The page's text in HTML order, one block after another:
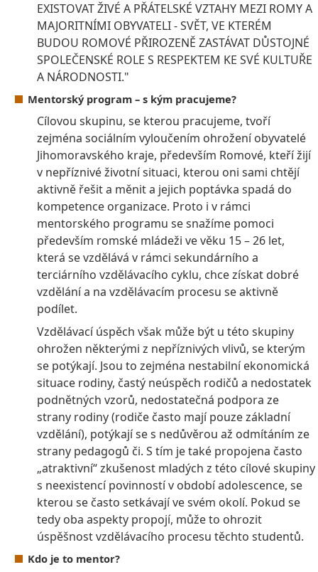
EXISTOVAT ŽIVÉ A PŘÁTELSKÉ VZTAHY MEZI ROMY A
MAJORITNÍMI OBYVATELI - SVĚT, VE KTERÉM
BUDOU ROMOVÉ PŘIROZENĚ ZASTÁVAT DŮSTOJNÉ
SPOLEČENSKÉ ROLE S RESPEKTEM KE SVÉ KULTUŘE
A NÁRODNOSTI."
Mentorský program – s kým pracujeme?
Cílovou skupinu, se kterou pracujeme, tvoří
zejména sociálním vyloučením ohrožení obyvatelé
Jihomoravského kraje, především Romové, kteří žijí
v nepříznivé životní situaci, kterou oni sami chtějí
aktivně řešit a měnit a jejich poptávka spadá do
kompetence organizace. Proto i v rámci
mentorského programu se snažíme pomoci
především romské mládeži ve věku 15 – 26 let,
která se vzdělává v rámci sekundárního a
terciárního vzdělávacího cyklu, chce získat dobré
vzdělání a na vzdělávacím procesu se aktivně
podílet.
Vzdělávací úspěch však může být u této skupiny
ohrožen některými z nepříznivých vlivů, se kterým
se potýkají. Jsou to zejména nestabilní ekonomická
situace rodiny, častý neúspěch rodičů a nedostatek
podnětných vzorů, nedostatečná podpora ze
strany rodiny (rodiče často mají pouze základní
vzdělání), potýkají se s nedůvěrou až odmítáním ze
strany pedagogů či. S tím je také propojena často
„atraktivní“ zkušenost mladých z této cílové skupiny
s neexistencí povinností v období adolescence, se
kterou se často setkávají ve svém okolí. Pokud se
tedy oba aspekty propojí, může to ohrozit
úspěšnost vzdělávacího procesu těchto studentů.
Kdo je to mentor?